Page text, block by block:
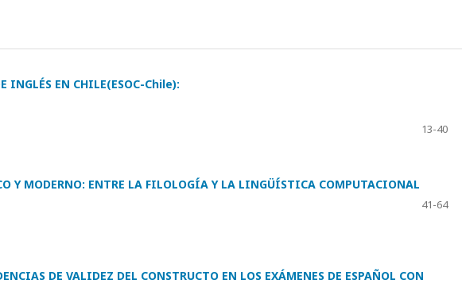
INGLÉS EN CHILE(ESOC-Chile):
13-40
Y MODERNO: ENTRE LA FILOLOGÍA Y LA LINGÜÍSTICA COMPUTACIONAL
41-64
DE VALIDEZ DEL CONSTRUCTO EN LOS EXÁMENES DE ESPAÑOL CON